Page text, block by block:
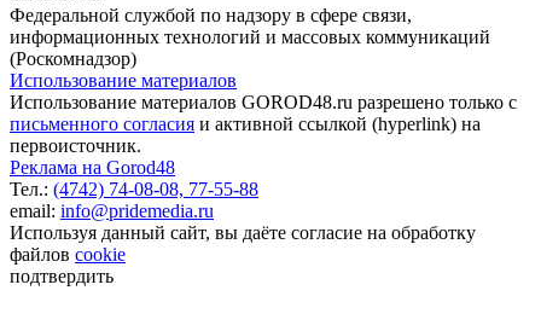
Федеральной службой по надзору в сфере связи,
информационных технологий и массовых коммуникаций
(Роскомнадзор)
Использование материалов
Использование материалов GOROD48.ru разрешено только с
письменного согласия и активной ссылкой (hyperlink) на
первоисточник.
Реклама на Gorod48
Тел.: (4742) 74-08-08, 77-55-88
email: info@pridemedia.ru
Используя данный сайт, вы даёте согласие на обработку
файлов cookie
подтвердить